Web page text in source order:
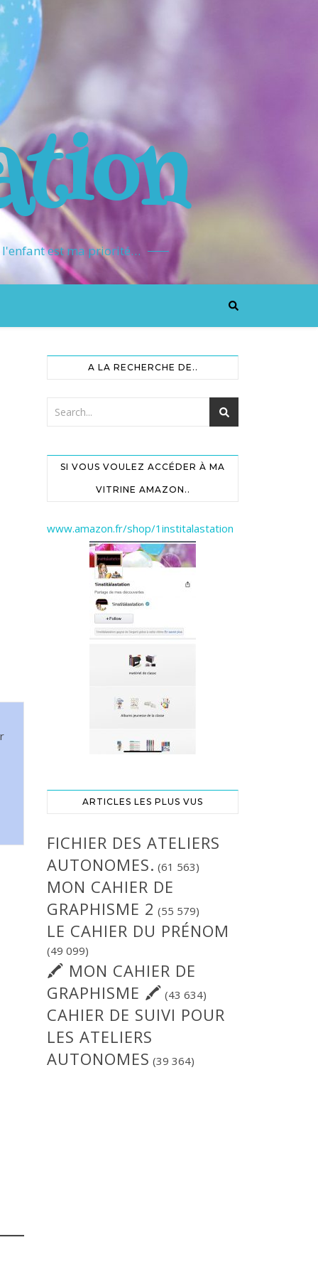
l'enfant est ma priorité…
A LA RECHERCHE DE..
SI VOUS VOULEZ ACCÉDER À MA
VITRINE AMAZON..
www.amazon.fr/shop/1institalastation
ARTICLES LES PLUS VUS
FICHIER DES ATELIERS
AUTONOMES. (61 563)
MON CAHIER DE
GRAPHISME 2 (55 579)
LE CAHIER DU PRÉNOM
(49 099)
🖍 MON CAHIER DE
GRAPHISME 🖍 (43 634)
CAHIER DE SUIVI POUR
LES ATELIERS
AUTONOMES (39 364)